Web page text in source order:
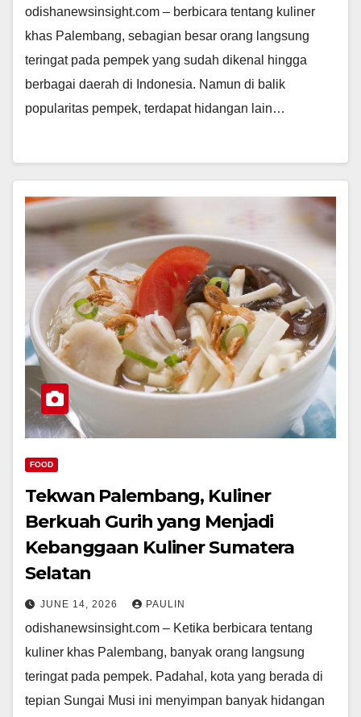
odishanewsinsight.com – berbicara tentang kuliner
khas Palembang, sebagian besar orang langsung
teringat pada pempek yang sudah dikenal hingga
berbagai daerah di Indonesia. Namun di balik
popularitas pempek, terdapat hidangan lain…
FOOD
Tekwan Palembang, Kuliner
Berkuah Gurih yang Menjadi
Kebanggaan Kuliner Sumatera
Selatan
JUNE 14, 2026 PAULIN
odishanewsinsight.com – Ketika berbicara tentang
kuliner khas Palembang, banyak orang langsung
teringat pada pempek. Padahal, kota yang berada di
tepian Sungai Musi ini menyimpan banyak hidangan